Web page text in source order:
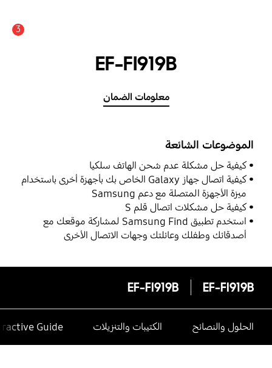
3
EF-FI919B
معلومات الضمان
الموضوعات الشائعة
كيفية حل مشكلة عدم شحن الهاتف سلكيا
كيفية اتصال جهاز Galaxy الخاص بك بأجهزة أخرى باستخدام
ميزة الأجهزة المتصلة مع دعم Samsung
كيفية حل مشكلات اتصال قلم S
استخدم تطبيق Samsung Find لمشاركة موقعك مع
أصدقائك وطفلك وعائلتك وجهات الاتصال الأخرى
EF-FI919B
EF-FI919B
الحلول والنصائح الكتيبات والتنزيلات Guide